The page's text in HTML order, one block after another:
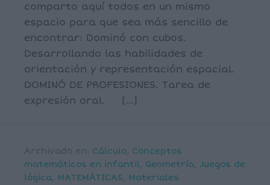
comparto aquí todos en un mismo
espacio para que sea más sencillo de
encontrar: Dominó con cubos.
Desarrollando las habilidades de
orientación y representación espacial.
DOMINÓ DE PROFESIONES. Tarea de
expresión oral. […]
Archivado en: Cálculo, Conceptos
matemáticos en infantil, Geometría, Juegos de
lógica, MATEMÁTICAS, Materiales